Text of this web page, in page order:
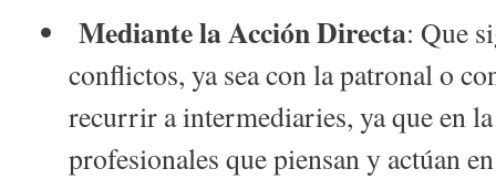
Mediante la Acción Directa: Que
conflictos, ya sea con la patronal o
recurrir a intermediaries, ya que en
profesionales que piensan y actúan